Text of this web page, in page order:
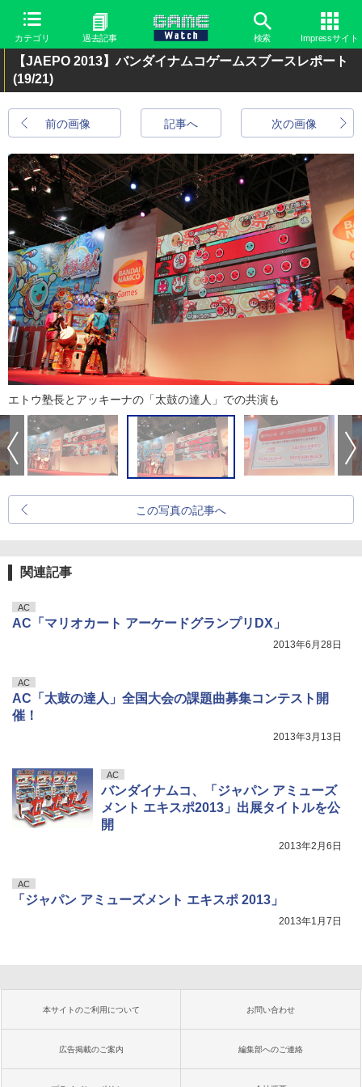
カテゴリ 過去記事 検索 Impressサイト
【JAEPO 2013】バンダイナムコゲームスブースレポート
(19/21)
前の画像 次の画像
記事へ
エトウ塾長とアッキーナの「太鼓の達人」での共演も
この写真の記事へ
関連記事
AC
AC「マリオカート アーケードグランプリDX」
2013年6月28日
AC
AC「太鼓の達人」全国大会の課題曲募集コンテスト開
催！
2013年3月13日
AC
バンダイナムコ、「ジャパン アミューズ
メント エキスポ2013」出展タイトルを公
開
2013年2月6日
AC
「ジャパン アミューズメント エキスポ 2013」
2013年1月7日
本サイトのご利用について お問い合わせ
広告掲載のご案内 編集部へのご連絡